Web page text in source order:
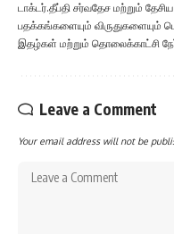
டாக்டர்.தீப்தி சர்வதேச மற்றும்
பதக்கங்களையும் விருதுகளையும்
இதழ்கள் மற்றும் தொலைக்காட்சி
Leave a Comment
Your email address will not be